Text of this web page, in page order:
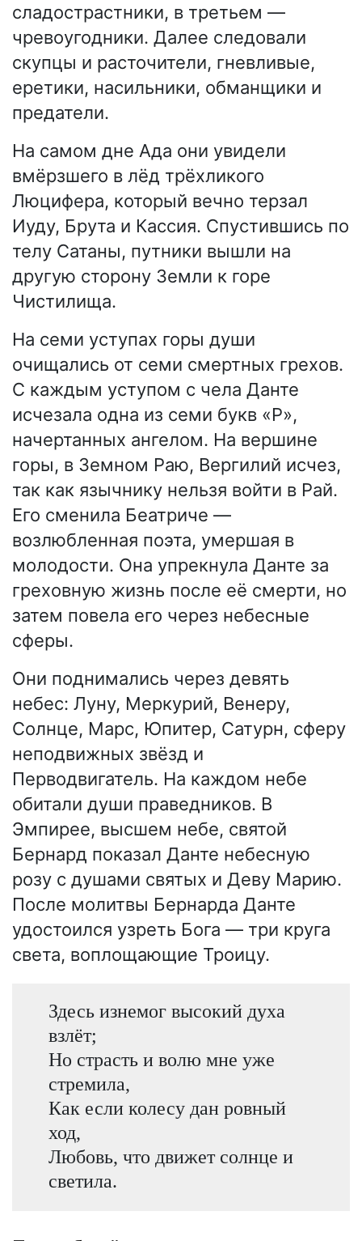
сладострастники, в третьем —
чревоугодники. Далее следовали
скупцы и расточители, гневливые,
еретики, насильники, обманщики и
предатели.
На самом дне Ада они увидели
вмёрзшего в лёд трёхликого
Люцифера, который вечно терзал
Иуду, Брута и Кассия. Спустившись по
телу Сатаны, путники вышли на
другую сторону Земли к горе
Чистилища.
На семи уступах горы души
очищались от семи смертных грехов.
С каждым уступом с чела Данте
исчезала одна из семи букв «P»,
начертанных ангелом. На вершине
горы, в Земном Раю, Вергилий исчез,
так как язычнику нельзя войти в Рай.
Его сменила Беатриче —
возлюбленная поэта, умершая в
молодости. Она упрекнула Данте за
греховную жизнь после её смерти, но
затем повела его через небесные
сферы.
Они поднимались через девять
небес: Луну, Меркурий, Венеру,
Солнце, Марс, Юпитер, Сатурн, сферу
неподвижных звёзд и
Перводвигатель. На каждом небе
обитали души праведников. В
Эмпирее, высшем небе, святой
Бернард показал Данте небесную
розу с душами святых и Деву Марию.
После молитвы Бернарда Данте
удостоился узреть Бога — три круга
света, воплощающие Троицу.
Здесь изнемог высокий духа
взлёт;
Но страсть и волю мне уже
стремила,
Как если колесу дан ровный
ход,
Любовь, что движет солнце и
светила.